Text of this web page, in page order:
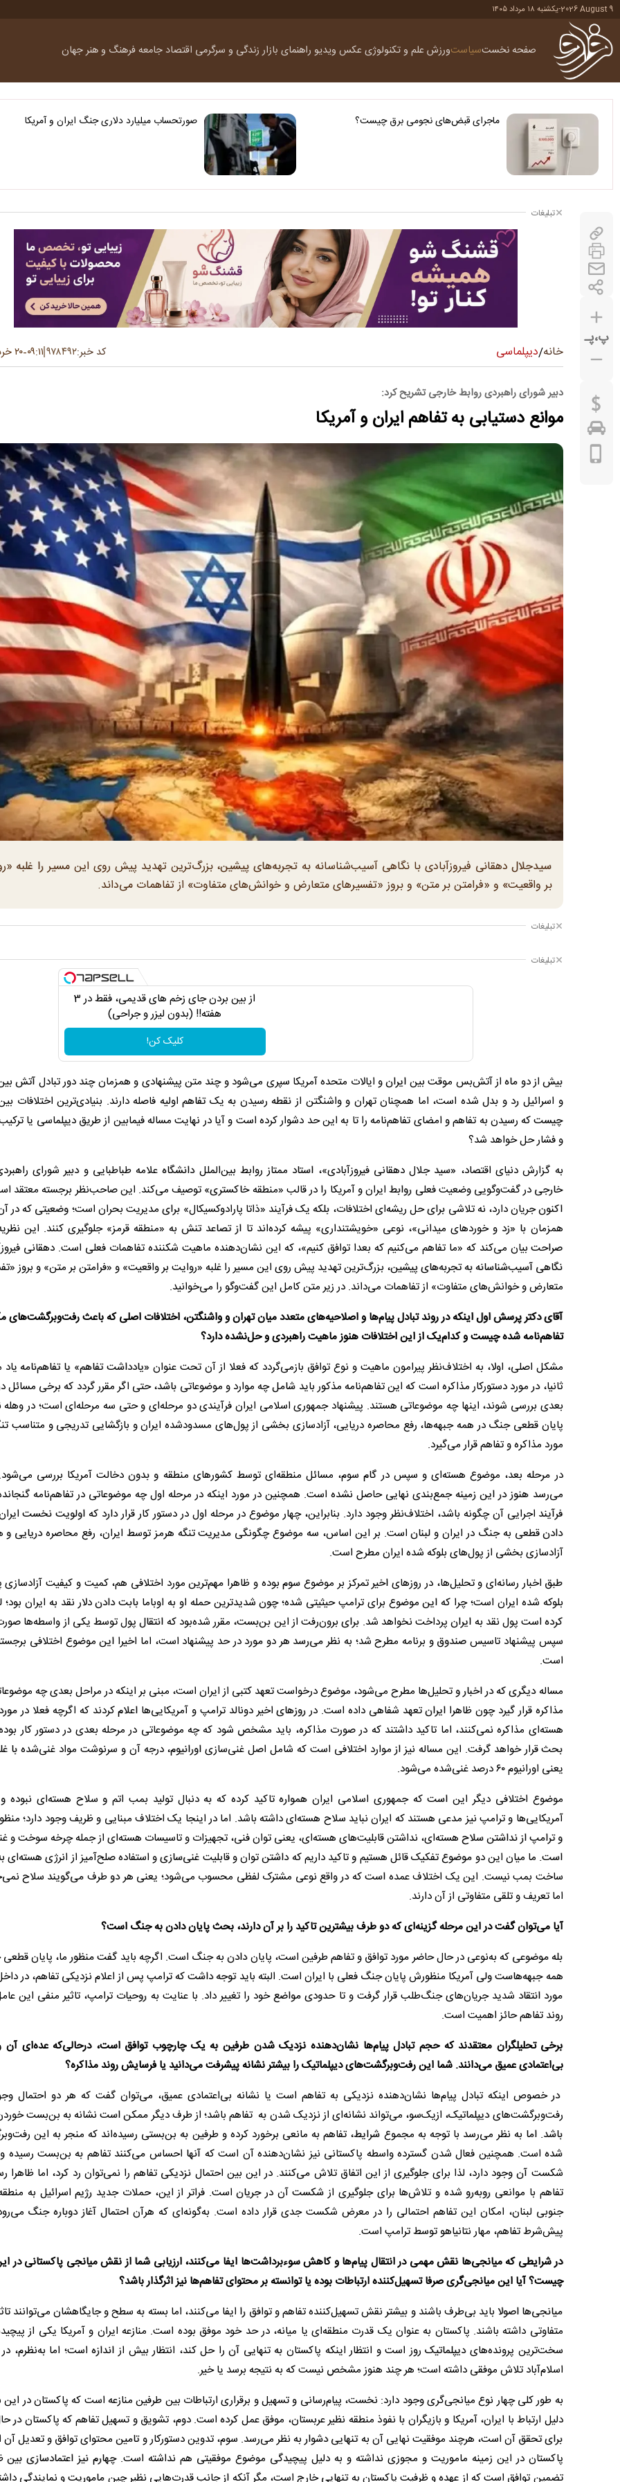
2026 August 9
-یکشنبه ۱۸ مرداد ۱۴۰۵
صفحه نخستسیاستورزش علم و تکنولوژی عکس ویدیو راهنمای بازارزندگی و سرگرمی اقتصاد جامعهفرهنگ و هنرجهان
ماجرای قبض‌های نجومی برق چیست؟ صورتحساب میلیارد دلاری جنگ ایران و آمریکا
پ،پـ
تبلیغات
خانه/دیپلماسی کد خبر:۹۷۸۴۹۲ ۰۹:۱۱-۲۰ خرداد ۱۴۰۵
دبیر شورای راهبردی روابط خارجی تشریح کرد:
موانع دستیابی به تفاهم ایران و آمریکا
سیدجلال دهقانی فیروزآبادی با نگاهی آسیب‌شناسانه به تجربه‌های پیشین، بزرگ‌ترین تهدید پیش روی این مسیر را غلبه
بر واقعیت» و «فرامتن بر متن» و بروز «تفسیرهای متعارض و خوانش‌های متفاوت» از تفاهمات می‌داند.
تبلیغات
تبلیغات
از بین بردن جای زخم های قدیمی، فقط در 3
هفته!! (بدون لیزر و جراحی)
کلیک کن!
بیش از دو ماه از آتش‌بس موقت بین ایران و ایالات متحده آمریکا سپری می‌شود و چند متن پیشنهادی و همزمان چند دور تبادل آتش
و اسرائیل رد و بدل شده است، اما همچنان تهران و واشنگتن از نقطه رسیدن به یک تفاهم اولیه فاصله دارند. بنیادی‌ترین اختلافات
چیست که رسیدن به تفاهم و امضای تفاهم‌نامه را تا به این حد دشوار کرده است و آیا در نهایت مساله فیمابین از طریق دیپلماسی یا
و فشار حل خواهد شد؟
به گزارش دنیای اقتصاد، «سید جلال دهقانی فیروزآبادی»، استاد ممتاز روابط بین‌الملل دانشگاه علامه طباطبایی و دبیر شورای
خارجی در گفت‌و‌گویی وضعیت فعلی روابط ایران و آمریکا را در قالب «منطقه خاکستری» توصیف می‌کند. این صاحب‌نظر برجسته معتقد
اکنون جریان دارد، نه تلاشی برای حل ریشه‌ای اختلافات، بلکه یک فرآیند «ذاتا پارادوکسیکال» برای مدیریت بحران است؛ وضعیتی که در
همزمان با «زد و خوردهای میدانی»، نوعی «خویشتنداری» پیشه کرده‌اند تا از تصاعد تنش به «منطقه قرمز» جلوگیری کنند. این
صراحت بیان می‌کند که «ما تفاهم می‌کنیم که بعدا توافق کنیم»، که این نشان‌دهنده ماهیت شکننده تفاهمات فعلی است. دهقانی
نگاهی آسیب‌شناسانه به تجربه‌های پیشین، بزرگ‌ترین تهدید پیش روی این مسیر را غلبه «روایت بر واقعیت» و «فرامتن بر متن» و بروز
متعارض و خوانش‌های متفاوت» از تفاهمات می‌داند. در زیر متن کامل این گفت‌وگو را می‌خوانید.
آقای دکتر پرسش اول اینکه در روند تبادل پیام‌ها و اصلاحیه‌های متعدد میان تهران و واشنگتن، اختلافات اصلی که باعث رفت‌وبرگشت‌های
تفاهم‌نامه شده چیست و کدام‌یک از این اختلافات هنوز ماهیت راهبردی و حل‌نشده دارد؟
مشکل اصلی، اولا، به اختلاف‌نظر پیرامون ماهیت و نوع توافق بازمی‌گردد که فعلا از آن تحت عنوان «یادداشت تفاهم» یا تفاهم‌نامه
ثانیا، در مورد دستورکار مذاکره است که این تفاهم‌نامه مذکور باید شامل چه موارد و موضوعاتی باشد، حتی اگر مقرر گردد که برخی مسائل
بعدی بررسی شوند، اینها چه موضوعاتی هستند. پیشنهاد جمهوری اسلامی ایران فرآیندی دو مرحله‌ای و حتی سه مرحله‌ای است؛ در
پایان قطعی جنگ در همه جبهه‌ها، رفع محاصره دریایی، آزادسازی بخشی از پول‌های مسدود‌شده ایران و بازگشایی تدریجی و متناسب
مورد مذاکره و تفاهم قرار می‌گیرد.
در مرحله بعد، موضوع هسته‌ای و سپس در گام سوم، مسائل منطقه‌ای توسط کشورهای منطقه و بدون دخالت آمریکا بررسی
می‌رسد هنوز در این زمینه جمع‌بندی نهایی حاصل نشده است. همچنین در مورد اینکه در مرحله اول چه موضوعاتی در تفاهم‌نامه
فرآیند اجرایی آن چگونه باشد، اختلاف‌نظر وجود دارد. بنابر‌این، چهار موضوع در مرحله اول در دستور کار قرار دارد که اولویت نخست
دادن قطعی به جنگ در ایران و لبنان است. بر این اساس، سه موضوع چگونگی مدیریت تنگه هرمز توسط ایران، رفع محاصره دریایی
آزادسازی بخشی از پول‌های بلوکه شده ایران مطرح است.
طبق اخبار رسانه‌ای و تحلیل‌ها، در روزهای اخیر تمرکز بر موضوع سوم بوده و ظاهرا مهم‌ترین مورد اختلافی هم، کمیت و کیفیت
بلوکه شده ایران است؛ چرا که این موضوع برای ترامپ حیثیتی شده؛ چون شدیدترین حمله او به اوباما بابت دادن دلار نقد به ایران بود؛
کرده است پول نقد به ایران پرداخت نخواهد شد. برای برون‌رفت از این بن‌بست، مقرر شده‌بود که انتقال پول توسط یکی از واسطه‌ها
سپس پیشنهاد تاسیس صندوق و برنامه مطرح شد؛ به نظر می‌رسد هر دو مورد در حد پیشنهاد است، اما اخیرا این موضوع اختلافی
است.
مساله دیگری که در اخبار و تحلیل‌ها مطرح می‌شود، موضوع درخواست تعهد کتبی از ایران است، مبنی بر اینکه در مراحل بعدی چه
مذاکره قرار گیرد چون ظاهرا ایران تعهد شفاهی داده است. در روزهای اخیر دونالد ترامپ و آمریکایی‌ها اعلام کردند که اگرچه فعلا در
هسته‌ای مذاکره نمی‌کنند، اما تاکید داشتند که در صورت مذاکره، باید مشخص شود که چه موضوعاتی در مرحله بعدی در دستور کار
بحث قرار خواهد گرفت. این مساله نیز از موارد اختلافی است که شامل اصل غنی‌سازی اورانیوم، درجه آن و سرنوشت مواد غنی‌شده با
یعنی اورانیوم ۶۰ درصد غنی‌شده می‌شود.
موضوع اختلافی دیگر این است که جمهوری اسلامی ایران همواره تاکید کرده که به دنبال تولید بمب اتم و سلاح هسته‌ای نبوده
آمریکایی‌ها و ترامپ نیز مدعی هستند که ایران نباید سلاح هسته‌ای داشته باشد. اما در اینجا یک اختلاف مبنایی و ظریف وجود دارد؛
و ترامپ از نداشتن سلاح هسته‌ای، نداشتن قابلیت‌های هسته‌ای، یعنی توان فنی، تجهیزات و تاسیسات هسته‌ای از جمله چرخه سوخت و
است. ما میان این دو موضوع تفکیک قائل هستیم و تاکید داریم که داشتن توان و قابلیت غنی‌سازی و استفاده صلح‌آمیز از انرژی هسته‌ای
ساخت بمب نیست. این یک اختلاف عمده است که در واقع نوعی مشترک لفظی محسوب می‌شود؛ یعنی هر دو طرف می‌گویند سلاح
اما تعریف و تلقی متفاوتی از آن دارند.
آیا می‌توان گفت در این مرحله گزینه‌ای که دو طرف بیشترین تاکید را بر آن دارند، بحث پایان دادن به جنگ است؟
بله موضوعی که به‌نوعی در حال حاضر مورد توافق و تفاهم طرفین است، پایان دادن به جنگ است. اگرچه باید گفت منظور ما، پایان
همه جبهه‌هاست ولی آمریکا منظورش پایان جنگ فعلی با ایران است. البته باید توجه داشت که ترامپ پس از اعلام نزدیکی تفاهم، در
مورد انتقاد شدید جریان‌های جنگ‌طلب قرار گرفت و تا حدودی مواضع خود را تغییر داد. با عنایت به روحیات ترامپ، تاثیر منفی این
روند تفاهم حائز اهمیت است.
برخی تحلیلگران معتقدند که حجم تبادل پیام‌ها نشان‌دهنده نزدیک شدن طرفین به یک چارچوب توافق است، درحالی‌که عده‌ای آن
بی‌اعتمادی عمیق می‌دانند. شما این رفت‌وبرگشت‌های دیپلماتیک را بیشتر نشانه پیشرفت می‌دانید یا فرسایش روند مذاکره؟
در خصوص اینکه تبادل پیام‌ها نشان‌دهنده نزدیکی به تفاهم است یا نشانه بی‌اعتمادی عمیق، می‌توان گفت که هر دو احتمال
رفت‌وبرگشت‌های دیپلماتیک، از‌یک‌سو، می‌تواند نشانه‌ای از نزدیک شدن به تفاهم باشد؛ از طرف دیگر ممکن است نشانه به بن‌بست
باشد. اما به نظر می‌رسد با توجه به مجموع شرایط، تفاهم به مانعی برخورد کرده و طرفین به بن‌بستی رسیده‌اند که منجر به این
شده است. همچنین فعال شدن گسترده واسطه‌ پاکستانی نیز نشان‌دهنده آن است که آنها احساس می‌کنند تفاهم به بن‌بست رسیده و
شکست آن وجود دارد، لذا برای جلوگیری از این اتفاق تلاش می‌کنند. در این بین احتمال نزدیکی تفاهم را نمی‌توان رد کرد، اما ظاهرا
تفاهم با موانعی روبه‌رو شده و تلاش‌ها برای جلوگیری از شکست آن در جریان است. فراتر از این، حملات جدید رژیم اسرائیل به
جنوبی لبنان، امکان این تفاهم احتمالی را در معرض شکست جدی قرار داده است. به‌گونه‌ای که هر‌آن احتمال آغاز دوباره جنگ
پیش‌شرط تفاهم، مهار نتانیاهو توسط ترامپ است.
در شرایطی که میانجی‌ها نقش مهمی در انتقال پیام‌ها و کاهش سوءبرداشت‌ها ایفا می‌کنند، ارزیابی شما از نقش میانجی پاکستانی در
چیست؟ آیا این میانجی‌گری صرفا تسهیل‌کننده ارتباطات بوده یا توانسته بر محتوای تفاهم‌ها نیز اثرگذار باشد؟
میانجی‌ها اصولا باید بی‌طرف باشند و بیشتر نقش تسهیل‌کننده تفاهم و توافق را ایفا می‌کنند، اما بسته به سطح و جایگاهشان می‌توانند
متفاوتی داشته باشند. پاکستان به عنوان یک قدرت منطقه‌ای یا میانه، در حد خود موفق بوده است. منازعه ایران و آمریکا یکی از
سخت‌ترین پرونده‌های دیپلماتیک روز است و انتظار اینکه پاکستان به تنهایی آن را حل کند، انتظار بیش از اندازه است؛ اما به‌نظرم،
اسلام‌آباد تلاش موفقی داشته است؛ هر چند هنوز مشخص نیست که به نتیجه برسد یا خیر.
به طور کلی چهار نوع میانجی‌گری وجود دارد: نخست، پیام‌رسانی و تسهیل و برقراری ارتباطات بین طرفین منازعه است که پاکستان در
دلیل ارتباط با ایران، آمریکا و بازیگران با نفوذ منطقه نظیر عربستان، موفق عمل کرده است. دوم، تشویق و تسهیل تفاهم که پاکستان در
برای تحقق آن است، هرچند موفقیت نهایی آن به تنهایی دشوار به نظر می‌رسد. سوم، تدوین دستورکار و تامین محتوای توافق و تعدیل
پاکستان در این زمینه ماموریت و مجوزی نداشته و به دلیل پیچیدگی موضوع موفقیتی هم نداشته است. چهارم نیز اعتمادسازی بین
تضمین توافق است که از عهده و ظرفیت پاکستان به تنهایی خارج است، مگر آنکه از جانب قدرت‌هایی نظیر چین ماموریت و نمایندگی